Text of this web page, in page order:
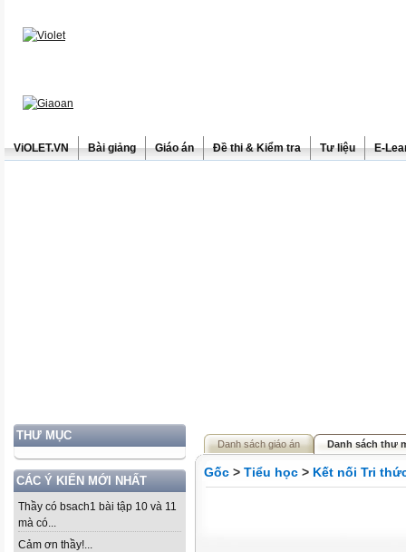
ViOLET.VN Bài giảng Giáo án Đề thi & Kiểm tra Tư liệu E-
THƯ MỤC
CÁC Ý KIẾN MỚI NHẤT
Thầy có bsach1 bài tập 10 và 11
mà có...
Cảm ơn thầy!...
Danh sách giáo án Danh sách thư
Gốc > Tiểu học > Kết nối Tri